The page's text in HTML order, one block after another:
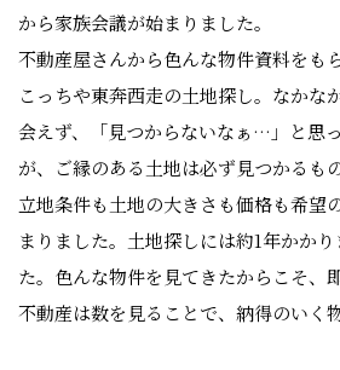
から家族会議が始まりました。
不動産屋さんから色んな物件資料をも
こっちや東奔西走の土地探し。なかな
会えず、「見つからないなぁ…」と思
が、ご縁のある土地は必ず見つかるも
立地条件も土地の大きさも価格も希望
まりました。土地探しには約1年かか
た。色んな物件を見てきたからこそ、
不動産は数を見ることで、納得のいく